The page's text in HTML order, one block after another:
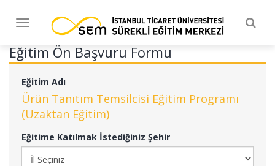
Toggle
navigation
Eğitim Ön Başvuru Formu
Eğitim Adı
Ürün Tanıtım Temsilcisi Eğitim Programı
(Uzaktan Eğitim)
Eğitime Katılmak İstediğiniz Şehir